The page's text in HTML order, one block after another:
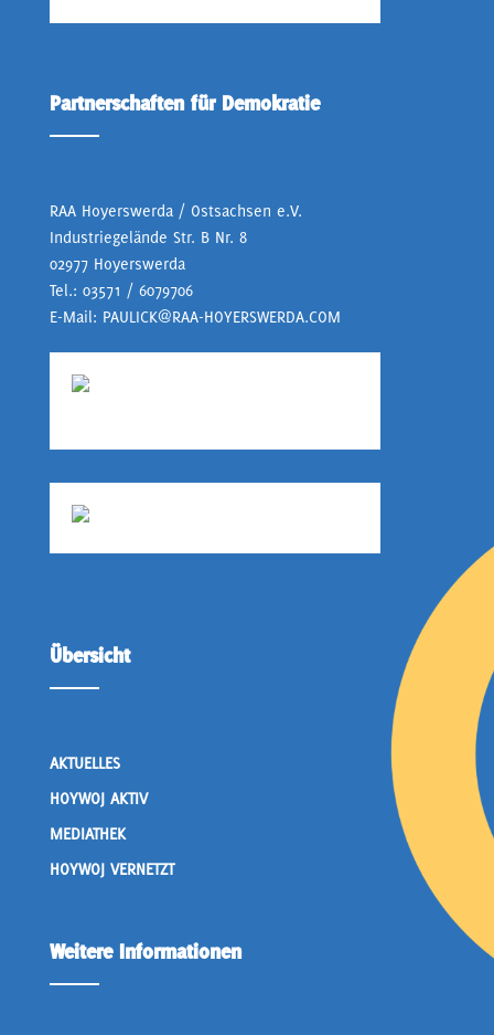
Partnerschaften für Demokratie
RAA Hoyerswerda / Ostsachsen e.V.
Industriegelände Str. B Nr. 8
02977 Hoyerswerda
Tel.: 03571 / 6079706
E-Mail: PAULICK@RAA-HOYERSWERDA.COM
Übersicht
AKTUELLES
HOYWOJ AKTIV
MEDIATHEK
HOYWOJ VERNETZT
Weitere Informationen